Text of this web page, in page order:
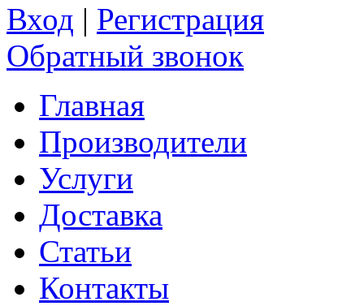
Вход | Регистрация
Обратный звонок
Главная
Производители
Услуги
Доставка
Статьи
Контакты